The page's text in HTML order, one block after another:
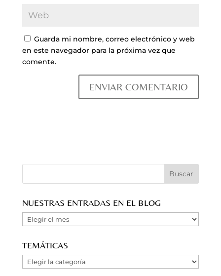
Guarda mi nombre, correo electrónico y web
en este navegador para la próxima vez que
comente.
NUESTRAS ENTRADAS EN EL BLOG
Nuestras
Entradas
el
Blog
TEMÁTICAS
Temáticas